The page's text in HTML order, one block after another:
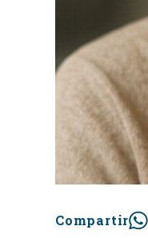
Compartir